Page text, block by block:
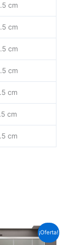
cm
cm
cm
cm
cm
cm
cm
¡Oferta!
Este